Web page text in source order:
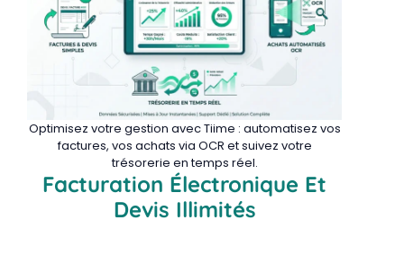
Optimisez votre gestion avec Tiime : automatisez vos
factures, vos achats via OCR et suivez votre
trésorerie en temps réel.
Facturation Électronique Et
Devis Illimités